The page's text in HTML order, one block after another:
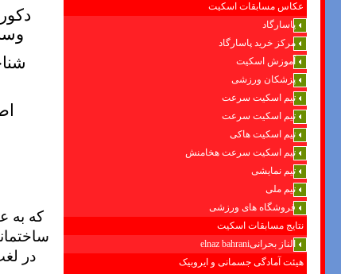
عکاس مسابقات اسکیت
پاسارگاد
مرکز خرید پاسارگاد
آموزش اسکیت
پزشکان ورزشی
تیم اسکیت سرعت
تیم اسکیت سرعت
تیم اسکیت هاکی
تیم اسکیت سرعت هخامنش
تیم نمایشی
تیم ملی
فروشگاه های ورزشی
نتایج مسابقات اسکیت
الناز بحرانیelnaz bahrani
هیئت آمادگی جسمانی و ایروبیک
که به
در